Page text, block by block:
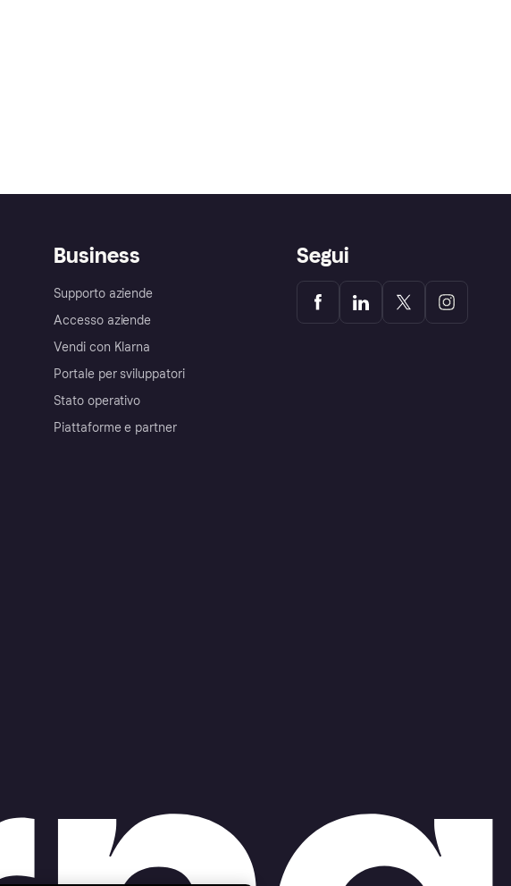
Business
Supporto aziende
Accesso aziende
Vendi con Klarna
Portale per sviluppatori
Stato operativo
Piattaforme e partner
Segui